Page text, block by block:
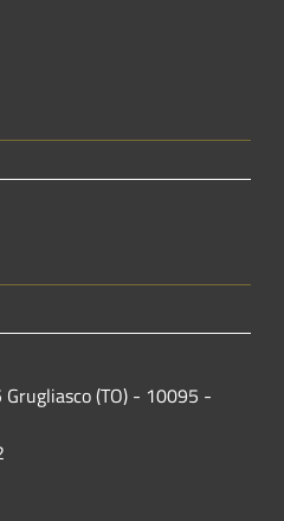
(TO) - 10095 -